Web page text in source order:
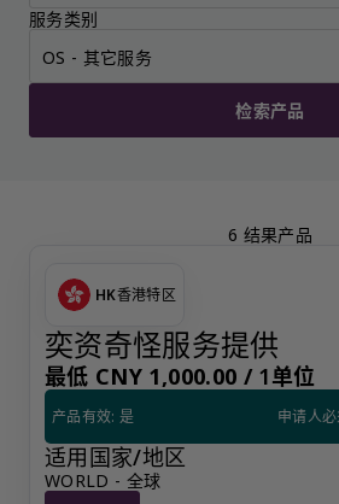
服务类别
检索产品
6 结果产品
HK香港特区
奕资奇怪服务提供
最低 CNY 1,000.00 /1单位
产品有效: 是 申请人
适用国家/地区
WORLD - 全球